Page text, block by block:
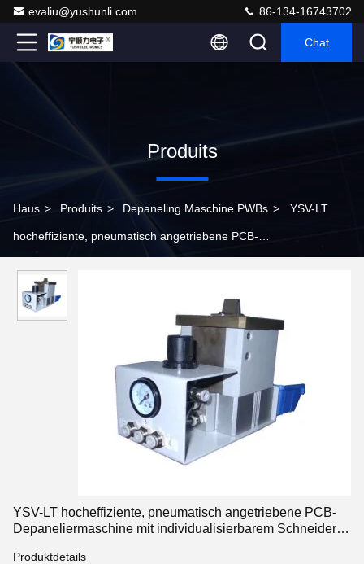
evaliu@yushunli.com 86-134-16743702
Chat
Produits
Haus > Produits > Depaneling Maschine PWBs > YSV-LT
hocheffiziente, pneumatisch angetriebene PCB-
Montage
YSV-LT hocheffiziente, pneumatisch angetriebene PCB-
Depaneliermaschine mit individualisierbarem Schneider
Produktdetails